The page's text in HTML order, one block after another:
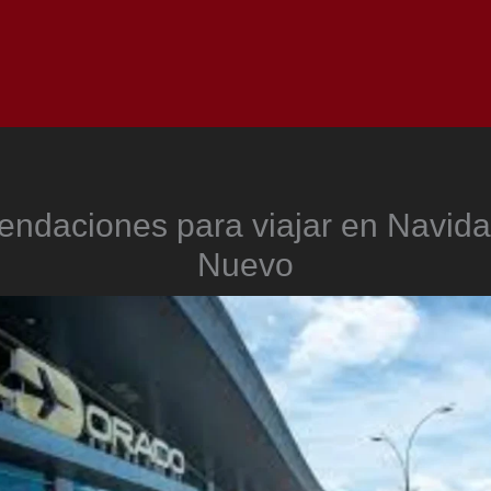
para viajar en
Nuevo